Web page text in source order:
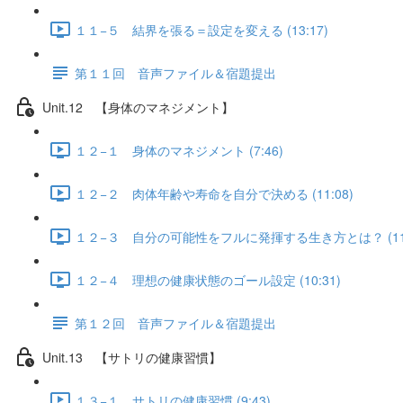
１１−５ 結界を張る＝設定を変える (13:17)
第１１回 音声ファイル＆宿題提出
Unit.12 【身体のマネジメント】
１２−１ 身体のマネジメント (7:46)
１２−２ 肉体年齢や寿命を自分で決める (11:08)
１２−３ 自分の可能性をフルに発揮する生き方とは？
１２−４ 理想の健康状態のゴール設定 (10:31)
第１２回 音声ファイル＆宿題提出
Unit.13 【サトリの健康習慣】